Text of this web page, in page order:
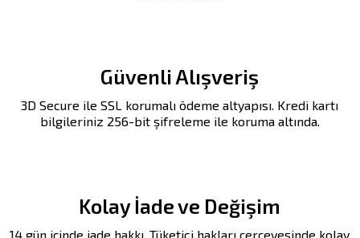
Güvenli Alışveriş
3D Secure ile SSL korumalı ödeme altyapısı. Kredi kartı
bilgileriniz 256-bit şifreleme ile koruma altında.
Kolay İade ve Değişim
14 gün içinde iade hakkı. Tüketici hakları çerçevesinde kolay